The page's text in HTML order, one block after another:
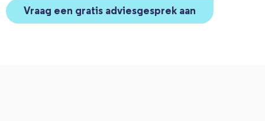
Vraag een gratis adviesgesprek aan